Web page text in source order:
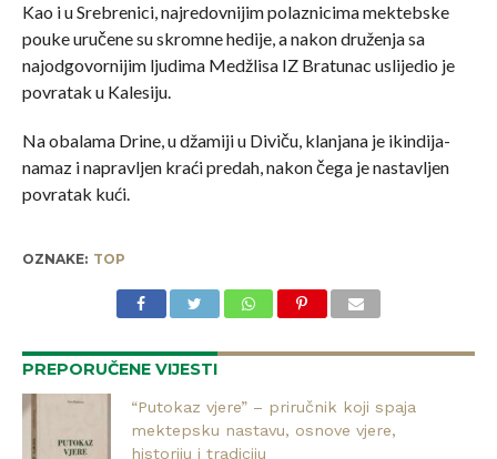
Kao i u Srebrenici, najredovnijim polaznicima mektebske
pouke uručene su skromne hedije, a nakon druženja sa
najodgovornijim ljudima Medžlisa IZ Bratunac uslijedio je
povratak u Kalesiju.
Na obalama Drine, u džamiji u Diviču, klanjana je ikindija-
namaz i napravljen kraći predah, nakon čega je nastavljen
povratak kući.
OZNAKE: TOP
PREPORUČENE VIJESTI
“Putokaz vjere” – priručnik koji spaja
mektepsku nastavu, osnove vjere,
historiju i tradiciju